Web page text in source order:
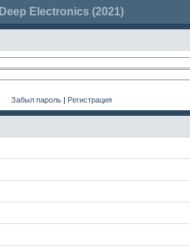
Deep Electronics (2021)
Забыл пароль | Регистрация